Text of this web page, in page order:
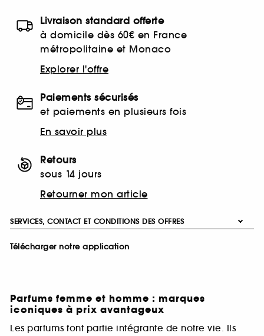
Livraison standard offerte
à domicile dès 60€ en France
métropolitaine et Monaco
Explorer l'offre
Paiements sécurisés
et paiements en plusieurs fois
En savoir plus
Retours
sous 14 jours
Retourner mon article
SERVICES, CONTACT ET CONDITIONS DES OFFRES
Télécharger notre application
Parfums femme et homme : marques
iconiques à prix avantageux
Les parfums font partie intégrante de notre vie. Ils